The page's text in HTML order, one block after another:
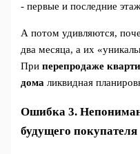
- первые и последние
А потом удивляются,
два месяца, а их
Приперепродаже
дома ликвидная
Ошибка 3.
будущего покупателя